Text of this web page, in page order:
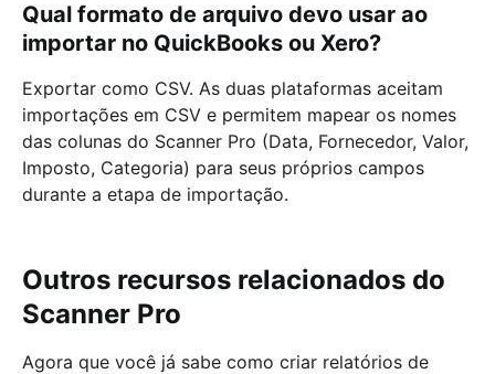
Qual formato de arquivo devo usar ao
importar no QuickBooks ou Xero?
Exportar como CSV. As duas plataformas aceitam
importações em CSV e permitem mapear os nomes
das colunas do Scanner Pro (Data, Fornecedor, Valor,
Imposto, Categoria) para seus próprios campos
durante a etapa de importação.
Outros recursos relacionados do
Scanner Pro
Agora que você já sabe como criar relatórios de